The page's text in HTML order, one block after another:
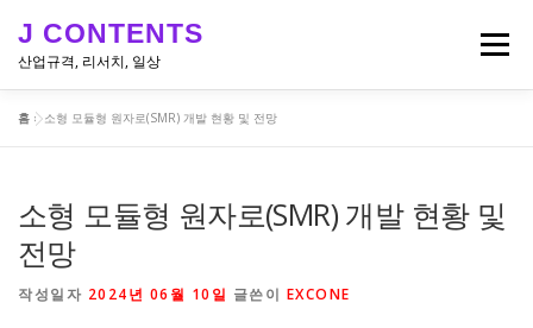
J CONTENTS
산업규격, 리서치, 일상
메뉴
홈 »소형 모듈형 원자로(SMR) 개발 현황 및 전망
소형 모듈형 원자로(SMR) 개발 현황 및
전망
작성일자 2024년 06월 10일 글쓴이 EXCONE